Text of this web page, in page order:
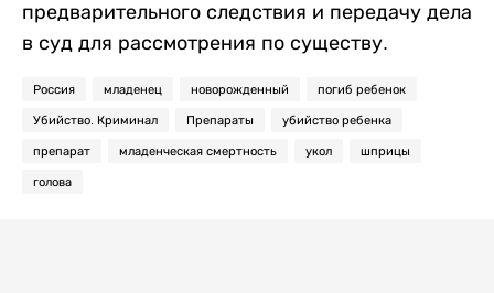
предварительного следствия и передачу дела
в суд для рассмотрения по существу.
Россия младенец новорожденный погиб ребенок
Убийство. Криминал Препараты убийство ребенка
препарат младенческая смертность укол шприцы
голова